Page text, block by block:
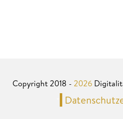
Copyright 2018 - 2026